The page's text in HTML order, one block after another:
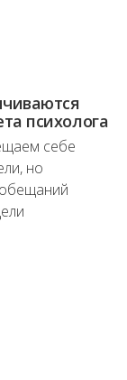
психолога
себе
но